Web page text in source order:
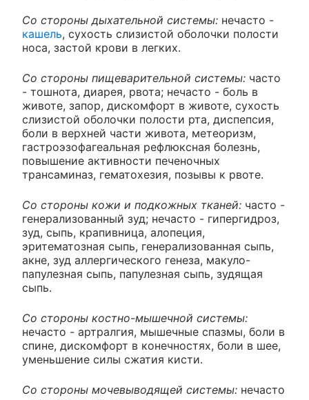
Со стороны дыхательной системы: нечасто -
кашель, сухость слизистой оболочки полости
носа, застой крови в легких.
Со стороны пищеварительной системы: часто
- тошнота, диарея, рвота; нечасто - боль в
животе, запор, дискомфорт в животе, сухость
слизистой оболочки полости рта, диспепсия,
боли в верхней части живота, метеоризм,
гастроэзофагеальная рефлюксная болезнь,
повышение активности печеночных
трансаминаз, гематохезия, позывы к рвоте.
Со стороны кожи и подкожных тканей: часто -
генерализованный зуд; нечасто - гипергидроз,
зуд, сыпь, крапивница, алопеция,
эритематозная сыпь, генерализованная сыпь,
акне, зуд аллергического генеза, макуло-
папулезная сыпь, папулезная сыпь, зудящая
сыпь.
Со стороны костно-мышечной системы:
нечасто - артралгия, мышечные спазмы, боли в
спине, дискомфорт в конечностях, боли в шее,
уменьшение силы сжатия кисти.
Со стороны мочевыводящей системы: нечасто